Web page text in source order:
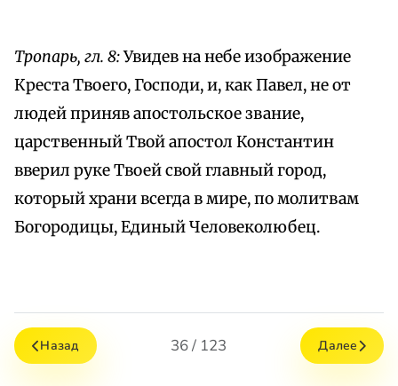
Тропарь, гл. 8:Увидев на небе изображение
Креста Твоего, Господи, и, как Павел, не от
людей приняв апостольское звание,
царственный Твой апостол Константин
вверил руке Твоей свой главный город,
который храни всегда в мире, по молитвам
Богородицы, Единый Человеколюбец.
Назад 36 / 123 Далее